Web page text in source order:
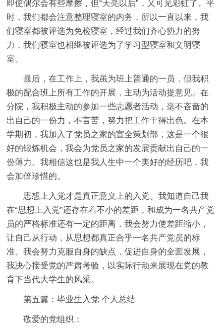
即使偶尔会有些摩擦，但“天亮以后”，又可见彩虹了。平
时，我们都会注意整理寝室的内务，所以一直以来，我
们寝室都被评选为免检寝室，经过我们齐心协力的努
力，我们寝室也相继被评选为了学习型寝室和文明寝
室。
最后，在工作上，我虽为班上普通的一员，但我积
极的配合班上所有工作的开展，主动为活动提意见。在
分院，我积极主动的参加一些志愿者活动，毫不吝啬的
出自己的一份力，不言苦，努力把工作干得出色。在本
学期初，我加入了党员之家的宣全策划部，这是一个很
好的锻炼机会，我会为党员之家的发展贡献出自己的一
份薄力。我相信这也是我人生中一个美好的经历吧，我
会加倍珍惜的。
思想上入党才是真正意义上的入党。我知道自己我
在“思想上入党”还存在着不小的差距，和成为一名共产党
员的严格标准还有一定的距离，我会努力使差距缩小，
让自己从行动，从思想都真正合乎一名共产党员的标
准。我会努力克服自身的缺点，促进自身的全面发展，
我决心接受党的严肃考验，以实际行动来展现在党的教
育下当代大学生的风采。
第五篇：毕业生入党 个人总结
敬爱的党组织：